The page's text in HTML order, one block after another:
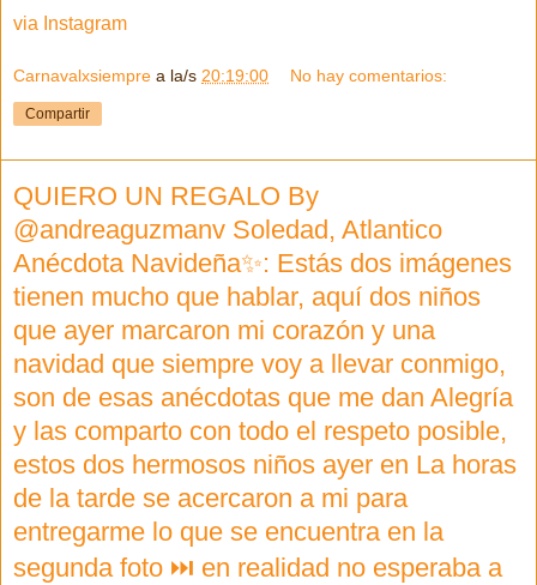
via Instagram
Carnavalxsiempre a la/s 20:19:00 No hay comentarios:
Compartir
QUIERO UN REGALO By
@andreaguzmanv Soledad, Atlantico
Anécdota Navideña✨: Estás dos imágenes
tienen mucho que hablar, aquí dos niños
que ayer marcaron mi corazón y una
navidad que siempre voy a llevar conmigo,
son de esas anécdotas que me dan Alegría
y las comparto con todo el respeto posible,
estos dos hermosos niños ayer en La horas
de la tarde se acercaron a mi para
entregarme lo que se encuentra en la
segunda foto ⏭ en realidad no esperaba a